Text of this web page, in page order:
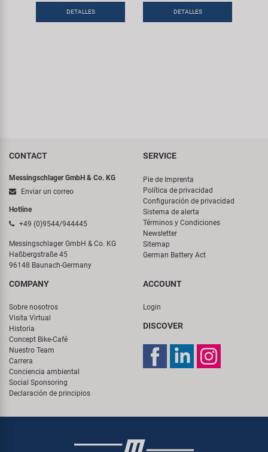
DETALLES DETALLES
CONTACT
Messingschlager GmbH & Co. KG
Enviar un correo
Hotline
+49 (0)9544/944445
Messingschlager GmbH & Co. KG
Haßbergstraße 45
96148 Baunach-Germany
SERVICE
Pie de Imprenta
Política de privacidad
Configuración de privacidad
Sistema de alerta
Términos y Condiciones
Newsletter
Sitemap
German Battery Act
COMPANY
Sobre nosotros
Visita Virtual
Historia
Concept Bike-Café
Nuestro Team
Carrera
Conciencia ambiental
Social Sponsoring
Declaración de principios
ACCOUNT
Login
DISCOVER